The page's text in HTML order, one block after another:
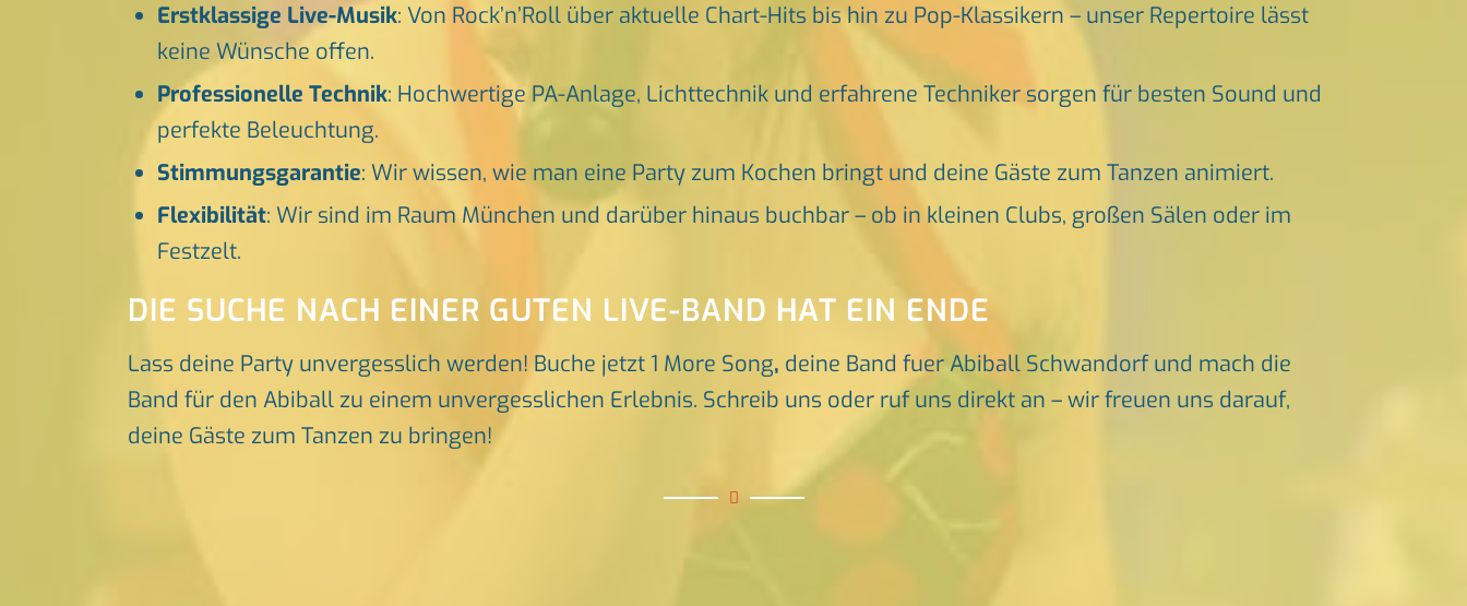
Erstklassige Live-Musik: Von Rock’n’Roll über aktuelle Chart-Hits bis hin zu Pop-Klassikern – unser Repertoire lässt
keine Wünsche offen.
Professionelle Technik: Hochwertige PA-Anlage, Lichttechnik und erfahrene Techniker sorgen für besten Sound und
perfekte Beleuchtung.
Stimmungsgarantie: Wir wissen, wie man eine Party zum Kochen bringt und deine Gäste zum Tanzen animiert.
Flexibilität: Wir sind im Raum München und darüber hinaus buchbar – ob in kleinen Clubs, großen Sälen oder im
Festzelt.
DIE SUCHE NACH EINER GUTEN LIVE-BAND HAT EIN ENDE
Lass deine Party unvergesslich werden! Buche jetzt 1 More Song, deine Band fuer Abiball Schwandorf und mach die
Band für den Abiball zu einem unvergesslichen Erlebnis. Schreib uns oder ruf uns direkt an – wir freuen uns darauf,
deine Gäste zum Tanzen zu bringen!